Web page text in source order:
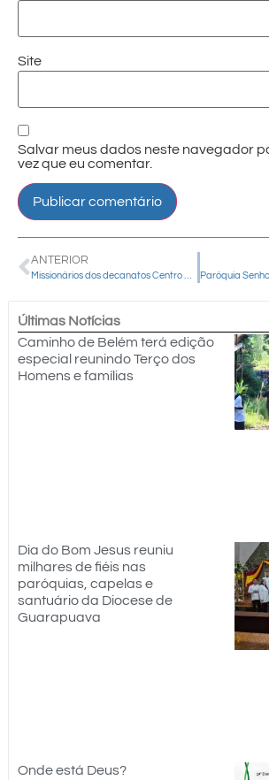
Site
Salvar meus dados neste navegador
vez que eu comentar.
ANTERIOR
Missionários dos decanatos Centro e Pinhão participam de encontro de formação na Palmeirinha
Últimas Notícias
Caminho de Belém terá edição
especial reunindo Terço dos
Homens e famílias
Dia do Bom Jesus reuniu
milhares de fiéis nas
paróquias, capelas e
santuário da Diocese de
Guarapuava
Onde está Deus?